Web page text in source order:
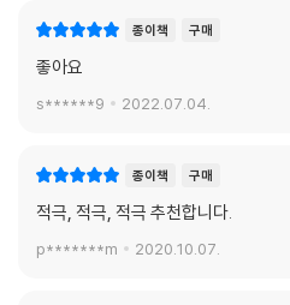
간 제한을 강조한다. 결국 이 3가지 조
있게 해준다.
이 책은최신 뇌과학 사례를 통해 우리
친하지는 않음을 설명한다. 우리 뇌가
종이책 구매
좋아요
s******9 2022.07.04.
종이책 구매
적극, 적극, 적극 추천합니다.
p*******m 2020.10.07.